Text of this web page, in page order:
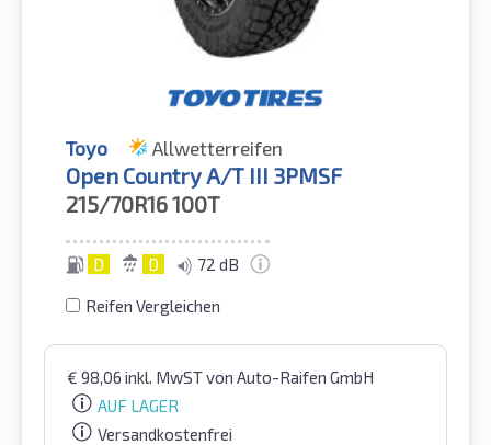
Toyo Allwetterreifen
Open Country A/T III 3PMSF
215/70R16100T
D D 72 dB
Reifen Vergleichen
€ 98,06 inkl. MwSTvon Auto-Raifen GmbH
AUF LAGER
Versandkostenfrei